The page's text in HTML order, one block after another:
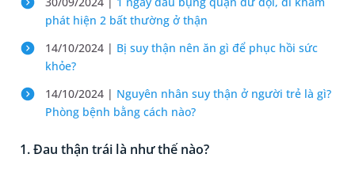
phát hiện 2 bất thường ở thận
14/10/2024 | Bị suy thận nên ăn gì để phục hồi sức
khỏe?
14/10/2024 | Nguyên nhân suy thận ở người trẻ là gì?
Phòng bệnh bằng cách nào?
1. Đau thận trái là như thế nào?